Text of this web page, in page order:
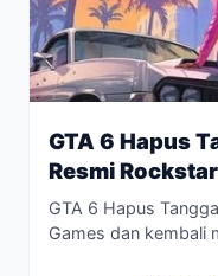
GTA 6 Hapus
Resmi
GTA 6 Hapus
Games dan kembali